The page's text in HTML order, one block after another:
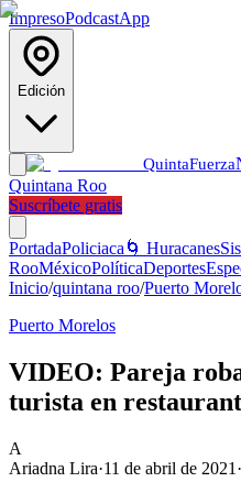
ImpresoPodcastApp
Edición
QuintaFuerza
Quintana Roo
Suscríbete gratis
PortadaPoliciaca 🌀 Huracanes
RooMéxicoPolíticaDeportes
Inicio/quintana roo/Puerto
Puerto Morelos
VIDEO: Pareja
turista en
A
Ariadna Lira·11 de abril de 2021 ·